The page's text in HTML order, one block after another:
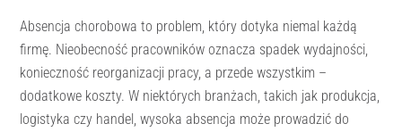
Absencja chorobowa to problem, który dotyka niemal każdą
firmę. Nieobecność pracowników oznacza spadek wydajności,
konieczność reorganizacji pracy, a przede wszystkim –
dodatkowe koszty. W niektórych branżach, takich jak produkcja,
logistyka czy handel, wysoka absencja może prowadzić do